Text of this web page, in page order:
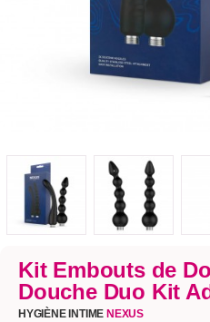
Kit Embouts de
Douche Duo Kit
HYGIÈNE INTIME NEXUS